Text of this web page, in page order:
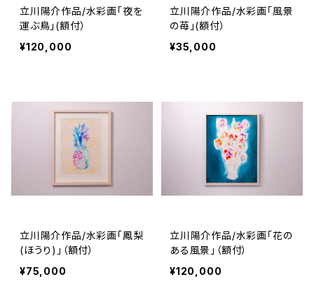
立川陽介作品/水彩画「夜を
運ぶ鳥」(額付）
¥120,000
立川陽介作品/水彩画「風景
の苺」(額付）
¥35,000
立川陽介作品/水彩画「鳳梨
(ほうり)」（額付）
¥75,000
立川陽介作品/水彩画「花の
ある風景」（額付）
¥120,000